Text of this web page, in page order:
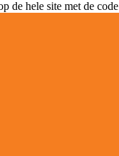
hele site met de code